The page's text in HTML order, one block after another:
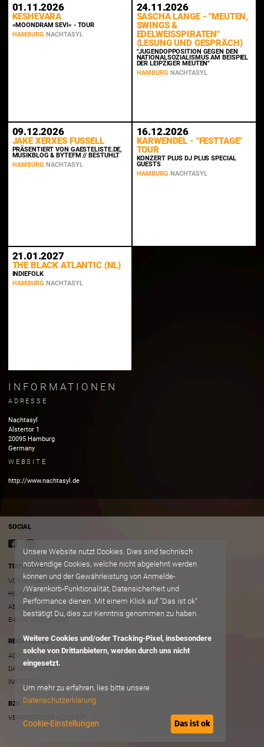
01.11.2026
KESHEVARA
»MOONDRAM SEVI« - TOUR
HAMBURG NACHTASYL
24.11.2026
SASCHA LANGE - "MEUTEN,
SWINGS &
EDELWEISSPIRATEN" (
LESUNG UND GESPRÄCH)
"JUGENDOPPOSITION GEGEN DEN
NATIONALSOZIALISMUS AM BEISPIEL
DER LEIPZIGER MEUTEN"
HAMBURG NACHTASYL
09.12.2026
JAKE XERXES FUSSELL
PRÄSENTIERT VON GAESTELISTE.DE,
MUSIKBLOG & BYTEFM // BESTUHLT
HAMBURG NACHTASYL
16.12.2026
KARWENDEL - "FESTTAGE"
TOUR
KONZERT PLUS DJ PLUS SPECIAL
GUESTS
HAMBURG NACHTASYL
21.01.2027
THE BLACK ATLANTIC (NL)
INDIEFOLK
HAMBURG NACHTASYL
INFORMATIONEN
ADRESSE
Nachtasyl
Alstertor 1
20095 Hamburg
Germany
WEBSITE
http://www.nachtasyl.de
SOCIAL
TIXFORGIGS
VORVERKAUFSSTELLEN
HILFE/FAQ
ABOUT
E-MAIL AN SUPPORT
RECHTLICHES
AGB
DATENSCHUTZ
IMPRESSUM
B2B
VERANSTALTER ACCOUNT
Unsere Website nutzt Cookies. Dies sind technisch
notwendige Cookies, welche nicht abgelehnt werden
können und der Gewährleistung von Anmelde-
/Warenkorb-Funktionalität, Datensicherheit und
Performance dienen. Mit einem Klick auf "Das ist ok"
bestätigt Du, dies zur Kenntnis genommen zu haben.
Weitere Cookies und/oder Tracking-Pixel, insbesondere
solche von Drittanbietern, werden durch uns nicht
eingesetzt.
Um mehr zu erfahren, lies bitte unsere
Datenschutzerklärung
Cookie-Einstellungen Das ist ok